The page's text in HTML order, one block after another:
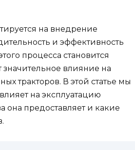
на внедрение
и эффективность
процесса становится
значительное влияние на
тракторов. В этой статье мы
на эксплуатацию
она предоставляет и какие